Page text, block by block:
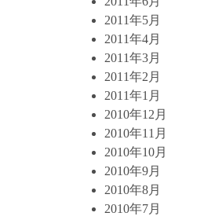
2011年5月
2011年4月
2011年3月
2011年2月
2011年1月
2010年12月
2010年11月
2010年10月
2010年9月
2010年8月
2010年7月